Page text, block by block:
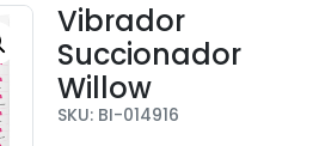
Vibrador
Succionador
Willow
SKU: BI-014916